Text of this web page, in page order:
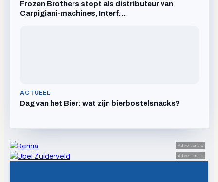
Frozen Brothers stopt als distributeur van
Carpigiani-machines, Interf…
ACTUEEL
Dag van het Bier: wat zijn bierbostelsnacks?
Advertentie
Advertentie